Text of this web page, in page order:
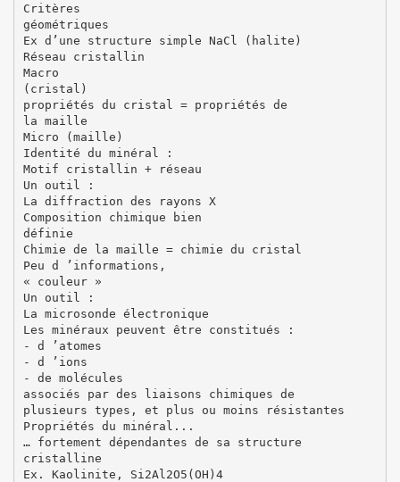
Critères
géométriques
Ex d’une structure simple NaCl (halite)
Réseau cristallin
Macro
(cristal)
propriétés du cristal = propriétés de
la maille
Micro (maille)
Identité du minéral :
Motif cristallin + réseau
Un outil :
La diffraction des rayons X
Composition chimique bien
définie
Chimie de la maille = chimie du cristal
Peu d ’informations,
« couleur »
Un outil :
La microsonde électronique
Les minéraux peuvent être constitués :
- d ’atomes
- d ’ions
- de molécules
associés par des liaisons chimiques de
plusieurs types, et plus ou moins résistantes
Propriétés du minéral...
… fortement dépendantes de sa structure
cristalline
Ex. Kaolinite, Si2Al2O5(OH)4